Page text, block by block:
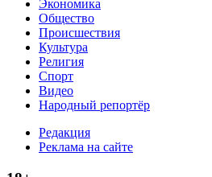
Экономика
Общество
Происшествия
Культура
Религия
Спорт
Видео
Народный репортёр
Редакция
Реклама на сайте